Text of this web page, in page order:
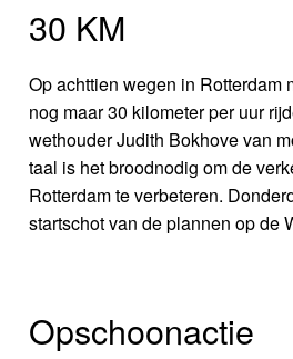
30 KM
Op achttien wegen in Rotterdam
nog maar 30 kilometer per uur
wethouder Judith Bokhove van
taal is het broodnodig om de
Rotterdam te verbeteren.
startschot van de plannen op de
Opschoonactie